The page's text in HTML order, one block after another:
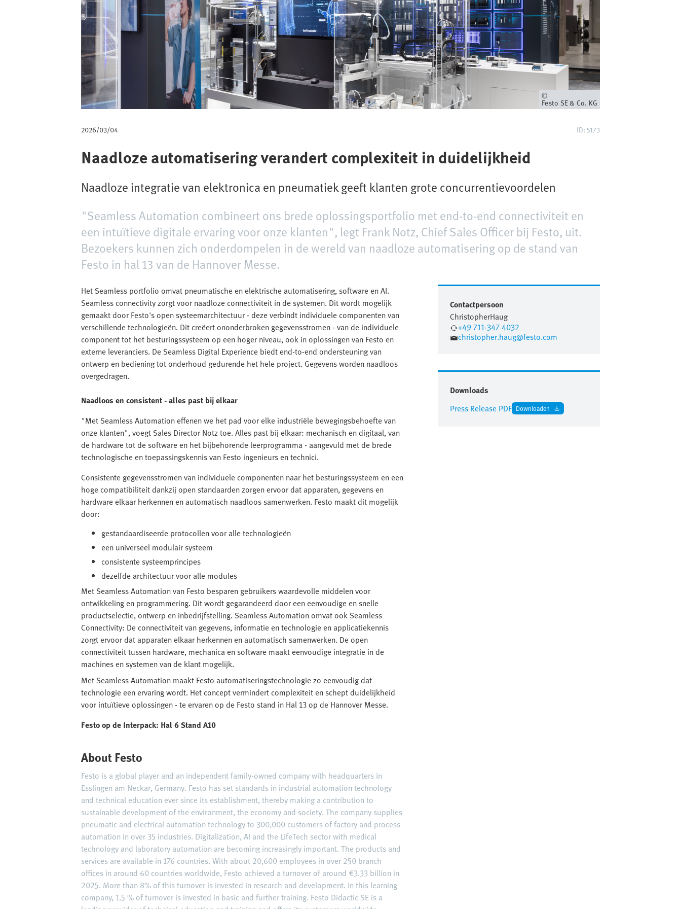
a
d
Eigenaar
Festo SE & Co. KG
2026/03/04 ID: 5173
Naadloze automatisering verandert complexiteit in duidelijkheid
Naadloze integratie van elektronica en pneumatiek geeft klanten grote concurrentievoordelen
"Seamless Automation combineert ons brede oplossingsportfolio met end-to-end connectiviteit en
een intuïtieve digitale ervaring voor onze klanten", legt Frank Notz, Chief Sales Officer bij Festo, uit.
Bezoekers kunnen zich onderdompelen in de wereld van naadloze automatisering op de stand van
Festo in hal 13 van de Hannover Messe.
Het Seamless portfolio omvat pneumatische en elektrische automatisering, software en AI.
Seamless connectivity zorgt voor naadloze connectiviteit in de systemen. Dit wordt mogelijk
gemaakt door Festo's open systeemarchitectuur - deze verbindt individuele componenten van
verschillende technologieën. Dit creëert ononderbroken gegevensstromen - van de individuele
component tot het besturingssysteem op een hoger niveau, ook in oplossingen van Festo en
externe leveranciers. De Seamless Digital Experience biedt end-to-end ondersteuning van
ontwerp en bediening tot onderhoud gedurende het hele project. Gegevens worden naadloos
overgedragen.
Naadloos en consistent - alles past bij elkaar
"Met Seamless Automation effenen we het pad voor elke industriële bewegingsbehoefte van
onze klanten", voegt Sales Director Notz toe. Alles past bij elkaar: mechanisch en digitaal, van
de hardware tot de software en het bijbehorende leerprogramma - aangevuld met de brede
technologische en toepassingskennis van Festo ingenieurs en technici.
Consistente gegevensstromen van individuele componenten naar het besturingssysteem en een
hoge compatibiliteit dankzij open standaarden zorgen ervoor dat apparaten, gegevens en
hardware elkaar herkennen en automatisch naadloos samenwerken. Festo maakt dit mogelijk
door:
gestandaardiseerde protocollen voor alle technologieën
een universeel modulair systeem
consistente systeemprincipes
dezelfde architectuur voor alle modules
Met Seamless Automation van Festo besparen gebruikers waardevolle middelen voor
ontwikkeling en programmering. Dit wordt gegarandeerd door een eenvoudige en snelle
productselectie, ontwerp en inbedrijfstelling. Seamless Automation omvat ook Seamless
Connectivity: De connectiviteit van gegevens, informatie en technologie en applicatiekennis
zorgt ervoor dat apparaten elkaar herkennen en automatisch samenwerken. De open
connectiviteit tussen hardware, mechanica en software maakt eenvoudige integratie in de
machines en systemen van de klant mogelijk.
Met Seamless Automation maakt Festo automatiseringstechnologie zo eenvoudig dat
technologie een ervaring wordt. Het concept vermindert complexiteit en schept duidelijkheid
voor intuïtieve oplossingen - te ervaren op de Festo stand in Hal 13 op de Hannover Messe.
Festo op de Interpack: Hal 6 Stand A10
About Festo
Festo is a global player and an independent family-owned company with headquarters in
Esslingen am Neckar, Germany. Festo has set standards in industrial automation technology
and technical education ever since its establishment, thereby making a contribution to
sustainable development of the environment, the economy and society. The company supplies
pneumatic and electrical automation technology to 300,000 customers of factory and process
automation in over 35 industries. Digitalization, AI and the LifeTech sector with medical
technology and laboratory automation are becoming increasingly important. The products and
services are available in 176 countries. With about 20,600 employees in over 250 branch
offices in around 60 countries worldwide, Festo achieved a turnover of around €3.33 billion in
2025. More than 8% of this turnover is invested in research and development. In this learning
company, 1.5 % of turnover is invested in basic and further training. Festo Didactic SE is a
Contactpersoon
ChristopherHaug
+49 711-347 4032
christopher.haug@festo.com
Downloads
Press Release PDF Downloaden